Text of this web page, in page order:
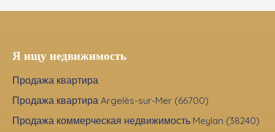
Я ищу недвижимость
Продажа квартира
Продажа квартира Argelès-sur-Mer (66700)
Продажа коммерческая недвижимость Meylan (38240)